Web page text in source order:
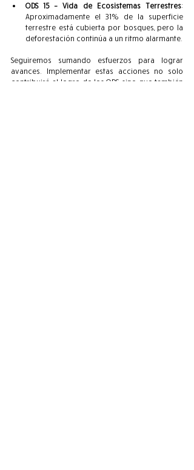
ODS 15 – Vida de Ecosistemas Terrestres:
Aproximadamente el 31% de la superficie
terrestre está cubierta por bosques, pero la
deforestación continúa a un ritmo alarmante.
Seguiremos sumando esfuerzos para lograr
avances. Implementar estas acciones no solo
contribuirá al logro de los ODS, sino que también